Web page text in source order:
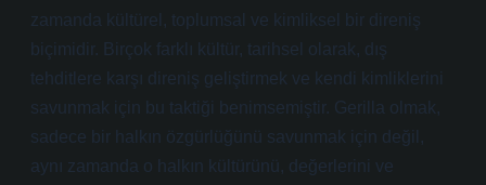
zamanda kültürel, toplumsal ve kimliksel bir direniş
biçimidir. Birçok farklı kültür, tarihsel olarak, dış
tehditlere karşı direniş geliştirmek ve kendi kimliklerini
savunmak için bu taktiği benimsemiştir. Gerilla olmak,
sadece bir halkın özgürlüğünü savunmak için değil,
aynı zamanda o halkın kültürünü, değerlerini ve